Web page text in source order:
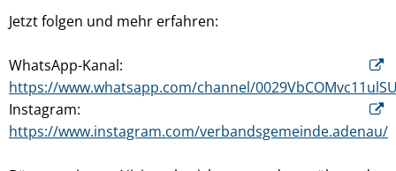
Jetzt folgen und mehr erfahren:
WhatsApp-Kanal:
https://www.whatsapp.com/channel/
Instagram:
https://www.instagram.com/verbandsgemeinde.adenau/